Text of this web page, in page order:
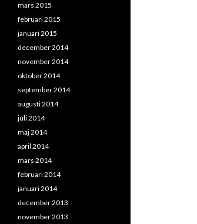
mars 2015
februari 2015
januari 2015
december 2014
november 2014
oktober 2014
september 2014
augusti 2014
juli 2014
maj 2014
april 2014
mars 2014
februari 2014
januari 2014
december 2013
november 2013